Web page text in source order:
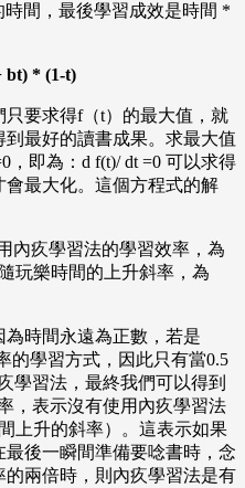
間，最後學習成效是時間 *
bt) * (1-t)
要求得f（t）的最大值，就
最好的讀書成果。求最大值
，即為：d f(t)/ dt =0 可以求得
最大化。這個方程式的解
內疚學習法的學習效率，為
玩樂時間的上升斜率，為
時間永遠為正數，若是
的學習方式，因此只有當0.5
學習法，最終我們可以得到
，表示沒有使用內疚學習法
上升的斜率）。這表示如果
後一瞬間準備要唸書時，念
兩倍時，則內疚學習法是有